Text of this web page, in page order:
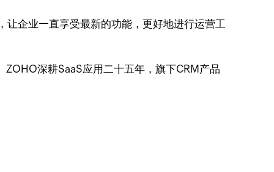
让企业一直享受最新的功能，更好地进行运营工
深耕SaaS应用二十五年，旗下CRM产品